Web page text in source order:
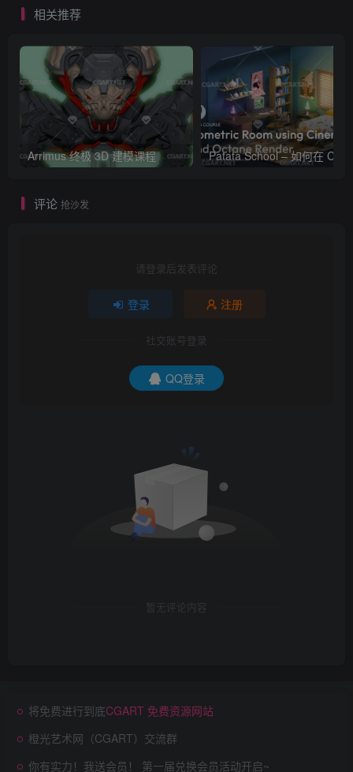
相关推荐
Arrimus 终极 3D 建模课程
评论 抢沙发
请登录后发表评论
登录 注册
社交账号登录
QQ登录
暂无评论内容
将免费进行到底CGART 免费资源网站
橙光艺术网（CGART）交流群
你有实力！我送会员！ 第一届兑换会员活动开启~